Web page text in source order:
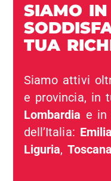
SIAMO
TUA
Siamo attivi
e provincia, in
Lombardia e in
dell’Italia:
Liguria,Toscana